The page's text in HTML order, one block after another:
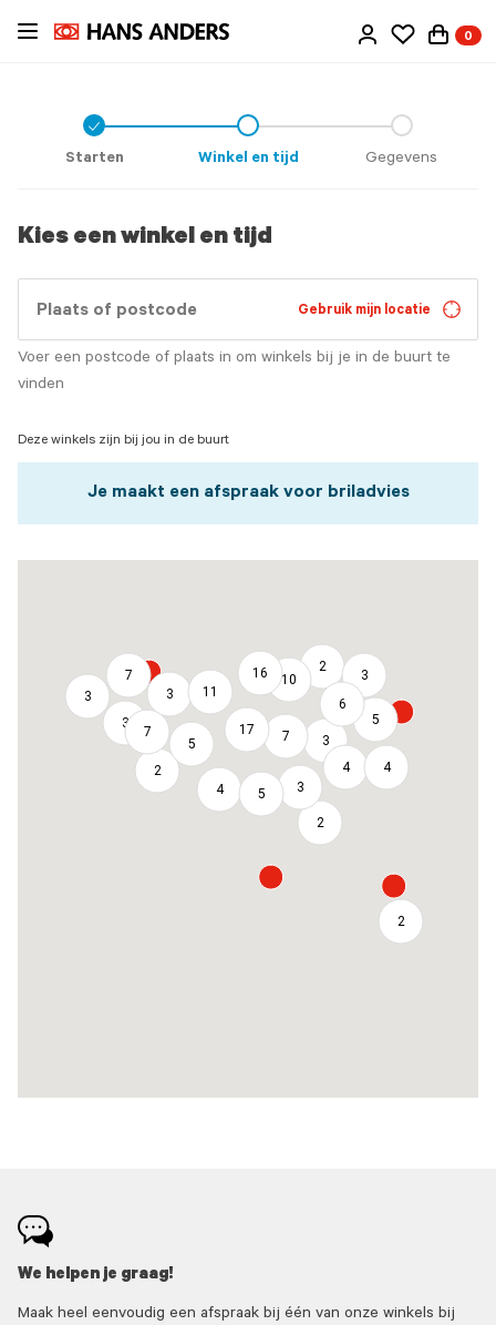
Ga
0
Check
Starten Winkel en tijd Gegevens
Kies een winkel en tijd
Gebruik mijn locatie
Voer een postcode of plaats in om winkels bij je in de buurt te
vinden
Deze winkels zijn bij jou in de buurt
Je maakt een afspraak voor briladvies
3
7
3
7
3 11
2
5
17
16
4
10
7
5
2
6
3
3
3
4
5
2
4
2
We helpen je graag!
Maak heel eenvoudig een afspraak bij één van onze winkels bij